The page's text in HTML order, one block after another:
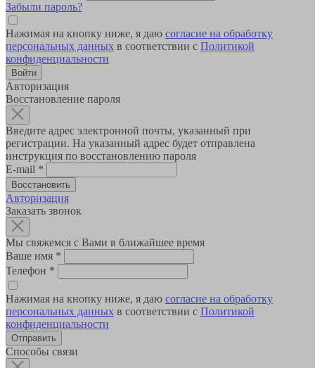
Забыли пароль?
Нажимая на кнопку ниже, я даю согласие на обработку
персональных данных в соответствии с Политикой
конфиденциальности
Авторизация
Восстановление пароля
Введите адрес электронной почты, указанный при
регистрации. На указанный адрес будет отправлена
инструкция по восстановлению пароля
E-mail *
Авторизация
Заказать звонок
Мы свяжемся с Вами в ближайшее время
Ваше имя *
Телефон *
Нажимая на кнопку ниже, я даю согласие на обработку
персональных данных в соответствии с Политикой
конфиденциальности
Способы связи